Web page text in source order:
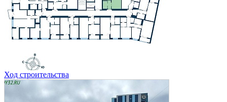
Ход строительства